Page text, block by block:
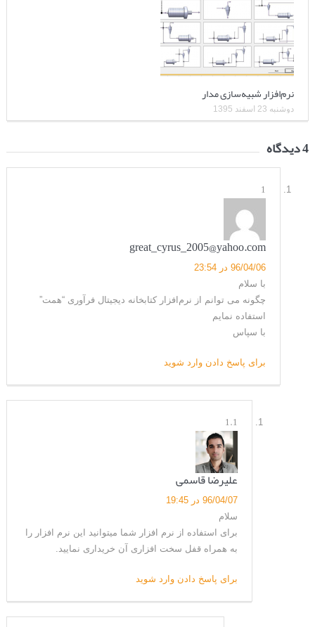
نرم‌افزار شبیه‌سازی مدار
دوشنبه 23 اسفند 1395
4 دیدگاه
1
great_cyrus_2005@yahoo.com
96/04/06 در 23:54
با سلام
چگونه می توانم از نرم‌افزار کتابخانه دیجیتال فرآوری “همت”
استفاده نمایم
با سپاس
برای پاسخ دادن وارد شوید
1.1
علیرضا قاسمی
96/04/07 در 19:45
سلام
برای استفاده از نرم افزار شما میتوانید این نرم افزار را
به همراه قفل سخت افزاری آن خریداری نمایید.
برای پاسخ دادن وارد شوید